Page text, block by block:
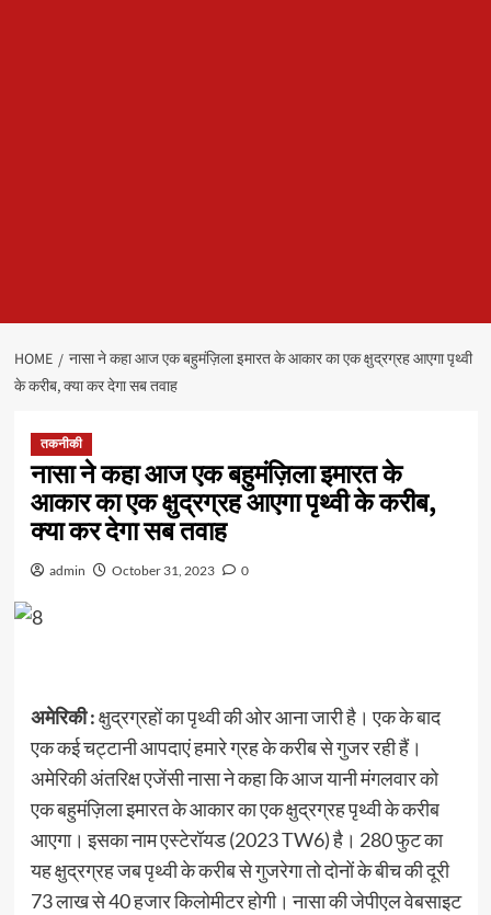
HOME
नासा ने कहा आज एक बहुमंज़िला इमारत के आकार का एक क्षुद्रग्रह आएगा पृथ्वी
के करीब, क्‍या कर देगा सब तवाह
तकनीकी
नासा ने कहा आज एक बहुमंज़िला इमारत के
आकार का एक क्षुद्रग्रह आएगा पृथ्वी के करीब,
क्‍या कर देगा सब तवाह
admin October 31, 2023 0
अमेरिकी :क्षुद्रग्रहों का पृथ्वी की ओर आना जारी है। एक के बाद
एक कई चट्टानी आपदाएं हमारे ग्रह के करीब से गुजर रही हैं।
अमेरिकी अंतरिक्ष एजेंसी नासा ने कहा कि आज यानी मंगलवार को
एक बहुमंज़िला इमारत के आकार का एक क्षुद्रग्रह पृथ्वी के करीब
आएगा। इसका नाम एस्टेरॉयड (2023 TW6) है। 280 फुट का
यह क्षुद्रग्रह जब पृथ्वी के करीब से गुजरेगा तो दोनों के बीच की दूरी
73 लाख से 40 हजार किलोमीटर होगी। नासा की जेपीएल वेबसाइट